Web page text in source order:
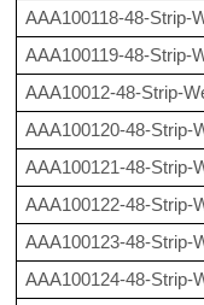
AAA100118-48-Strip-
AAA100119-48-Strip-
AAA10012-48-Strip-
AAA100120-48-Strip-
AAA100121-48-Strip-
AAA100122-48-Strip-
AAA100123-48-Strip-
AAA100124-48-Strip-